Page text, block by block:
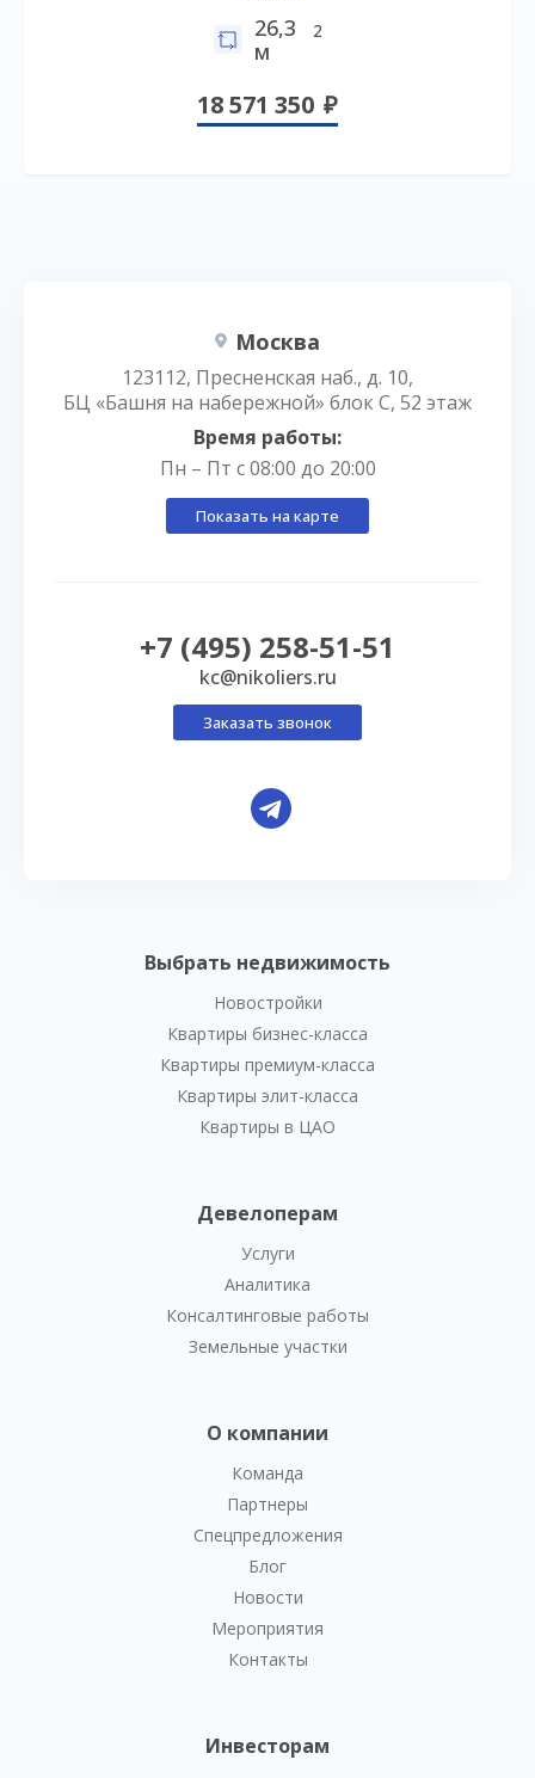
26,3
м
2
18 571 350
Выбрать недвижимость
Новостройки
Квартиры бизнес-класса
Квартиры премиум-класса
Квартиры элит-класса
Квартиры в ЦАО
Девелоперам
Услуги
Аналитика
Консалтинговые работы
Земельные участки
О компании
Команда
Партнеры
Спецпредложения
Блог
Новости
Мероприятия
Контакты
Инвесторам
Москва
123112, Пресненская наб., д. 10,
БЦ «Башня на набережной» блок С, 52 этаж
Время работы:
Пн – Пт с 08:00 до 20:00
Показать на карте
+7 (495) 258-51-51
kc@nikoliers.ru
Заказать звонок